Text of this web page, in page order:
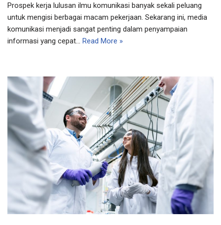
Prospek kerja lulusan ilmu komunikasi banyak sekali peluang
untuk mengisi berbagai macam pekerjaan. Sekarang ini, media
komunikasi menjadi sangat penting dalam penyampaian
informasi yang cepat… Read More »